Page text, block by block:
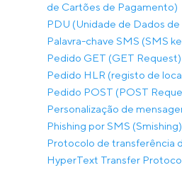
de Cartões de Pagamento)
PDU (Unidade de Dados
Palavra-chave SMS (SMS
Pedido GET (GET Request)
Pedido HLR (registo de
Pedido POST (POST
Personalização de
Phishing por SMS (Smishing)
Protocolo de transferência
HyperText Transfer